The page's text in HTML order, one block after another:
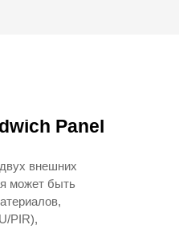
Panel
внешних
может быть
PIR),